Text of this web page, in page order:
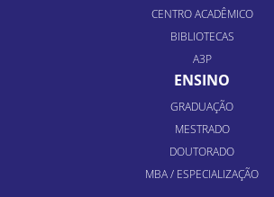
CENTRO ACADÊMICO
BIBLIOTECAS
A3P
ENSINO
GRADUAÇÃO
MESTRADO
DOUTORADO
MBA / ESPECIALIZAÇÃO